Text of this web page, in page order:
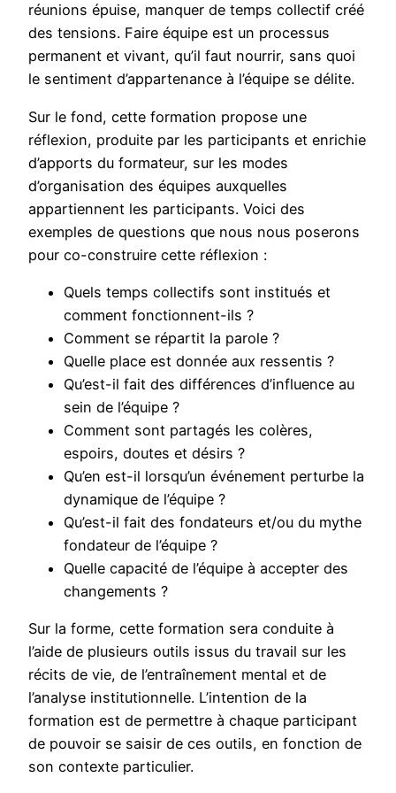
réunions épuise, manquer de temps collectif créé
des tensions. Faire équipe est un processus
permanent et vivant, qu’il faut nourrir, sans quoi
le sentiment d’appartenance à l’équipe se délite.
Sur le fond, cette formation propose une
réflexion, produite par les participants et enrichie
d’apports du formateur, sur les modes
d’organisation des équipes auxquelles
appartiennent les participants. Voici des
exemples de questions que nous nous poserons
pour co-construire cette réflexion :
Quels temps collectifs sont institués et
comment fonctionnent-ils ?
Comment se répartit la parole ?
Quelle place est donnée aux ressentis ?
Qu’est-il fait des différences d’influence au
sein de l’équipe ?
Comment sont partagés les colères,
espoirs, doutes et désirs ?
Qu’en est-il lorsqu’un événement perturbe la
dynamique de l’équipe ?
Qu’est-il fait des fondateurs et/ou du mythe
fondateur de l’équipe ?
Quelle capacité de l’équipe à accepter des
changements ?
Sur la forme, cette formation sera conduite à
l’aide de plusieurs outils issus du travail sur les
récits de vie, de l’entraînement mental et de
l’analyse institutionnelle. L’intention de la
formation est de permettre à chaque participant
de pouvoir se saisir de ces outils, en fonction de
son contexte particulier.